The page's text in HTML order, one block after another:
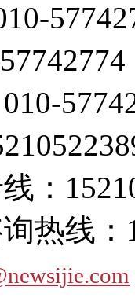
010-
：
热线：